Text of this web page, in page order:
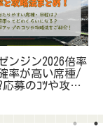
ンジン2026倍率
率が高い席種/
応募のｺﾂや攻略